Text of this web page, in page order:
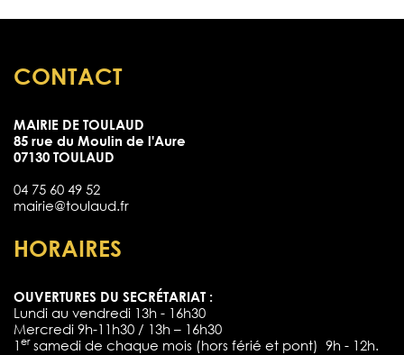
CONTACT
MAIRIE DE TOULAUD
85 rue du Moulin de l'Aure
07130 TOULAUD
04 75 60 49 52
mairie@toulaud.fr
HORAIRES
OUVERTURES DU SECRÉTARIAT :
Lundi au vendredi 13h - 16h30
Mercredi 9h-11h30 / 13h – 16h30
1 ersamedi de chaque mois (hors férié et pont) 9h - 12h.